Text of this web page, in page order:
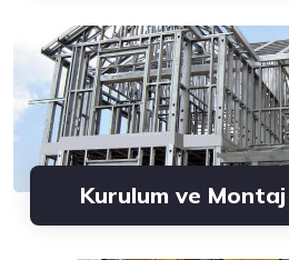
Kurulum ve